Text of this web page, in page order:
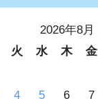
2026年8月
火 水 木 金
4 5 6 7